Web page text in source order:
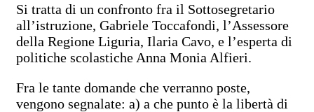
Si tratta di un confronto fra il Sottosegretario
all’istruzione, Gabriele Toccafondi, l’Assessore
della Regione Liguria, Ilaria Cavo, e l’esperta di
politiche scolastiche Anna Monia Alfieri.
Fra le tante domande che verranno poste,
vengono segnalate: a) a che punto è la libertà di